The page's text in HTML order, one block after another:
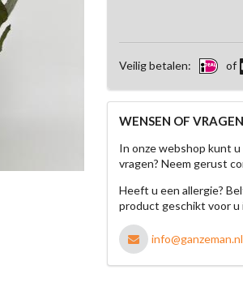
Veilig betalen: of
WENSEN OF
In onze webshop kunt
vragen? Neem gerust
Heeft u een allergie?
product geschikt voor u
info@ganzeman.nl